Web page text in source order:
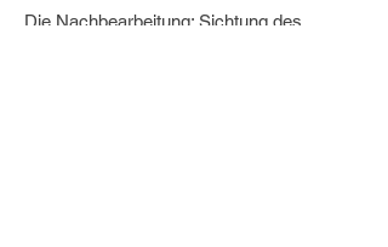
Die Nachbearbeitung: Sichtung des